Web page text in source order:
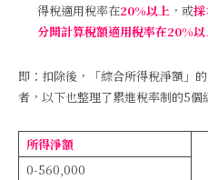
得稅適用稅率在20%以上 ，或
分開計算稅額適用稅率在20%以
即：扣除後，「綜合所得稅淨額」
者，以下也整理了累進稅率制的5個
所得淨額
0-560,000